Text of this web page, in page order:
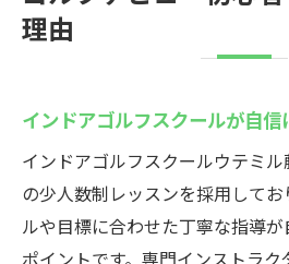
理由
インドアゴルフスクールが自
インドアゴルフスクールウテミ
の少人数制レッスンを採用して
ルや目標に合わせた丁寧な指導
ポイントです。専門インストラ